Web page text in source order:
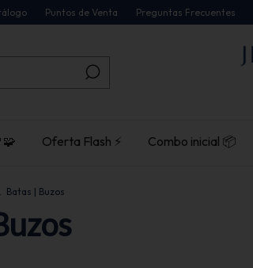
Puntos de Venta Preguntas Frecuentes
Oferta Flash ⚡ Combo inicial 📦
. Batas | Buzos